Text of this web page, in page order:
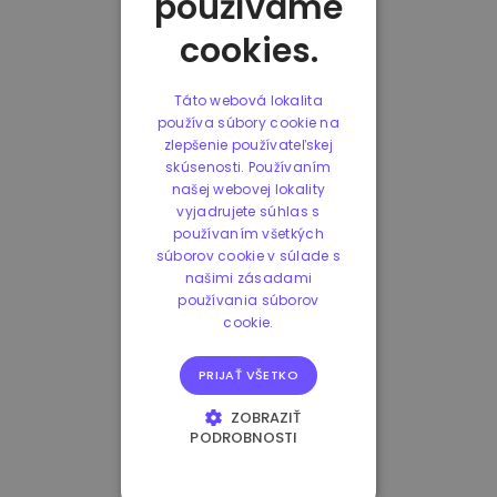
cookies.
Táto webová lokalita
používa súbory cookie na
zlepšenie používateľskej
skúsenosti. Používaním
našej webovej lokality
vyjadrujete súhlas s
používaním všetkých
súborov cookie v súlade s
našimi zásadami
používania súborov
cookie.
PRIJAŤ VŠETKO
ZOBRAZIŤ
PODROBNOSTI